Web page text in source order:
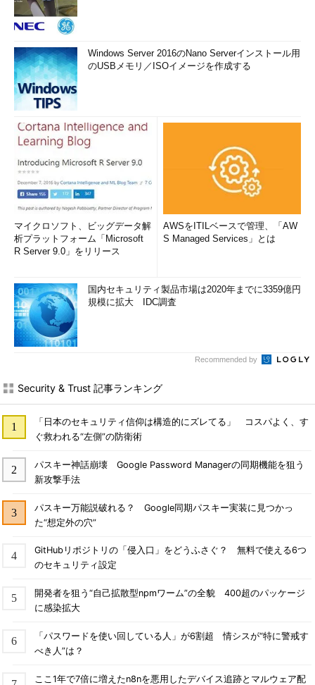
Windows Server 2016のNano Serverインストール用
のUSBメモリ／ISOイメージを作成する
マイクロソフト、ビッグデータ解
析プラットフォーム「Microsoft
R Server 9.0」をリリース
AWSをITILベースで管理、「AW
S Managed Services」とは
国内セキュリティ製品市場は2020年までに3359億円
規模に拡大 IDC調査
Recommended by
Security & Trust 記事ランキング
「日本のセキュリティ信仰は構造的にズレてる」 コスパよく、す
ぐ救われる“左側”の防衛術
パスキー神話崩壊 Google Password Managerの同期機能を狙う
新攻撃手法
パスキー万能説破れる？ Google同期パスキー実装に見つかっ
た“想定外の穴”
GitHubリポジトリの「侵入口」をどうふさぐ？ 無料で使える6つ
のセキュリティ設定
開発者を狙う“自己拡散型npmワーム”の全貌 400超のパッケージ
に感染拡大
「パスワードを使い回している人」が6割超 情シスが“特に警戒す
べき人”は？
ここ1年で7倍に増えたn8nを悪用したデバイス追跡とマルウェア配